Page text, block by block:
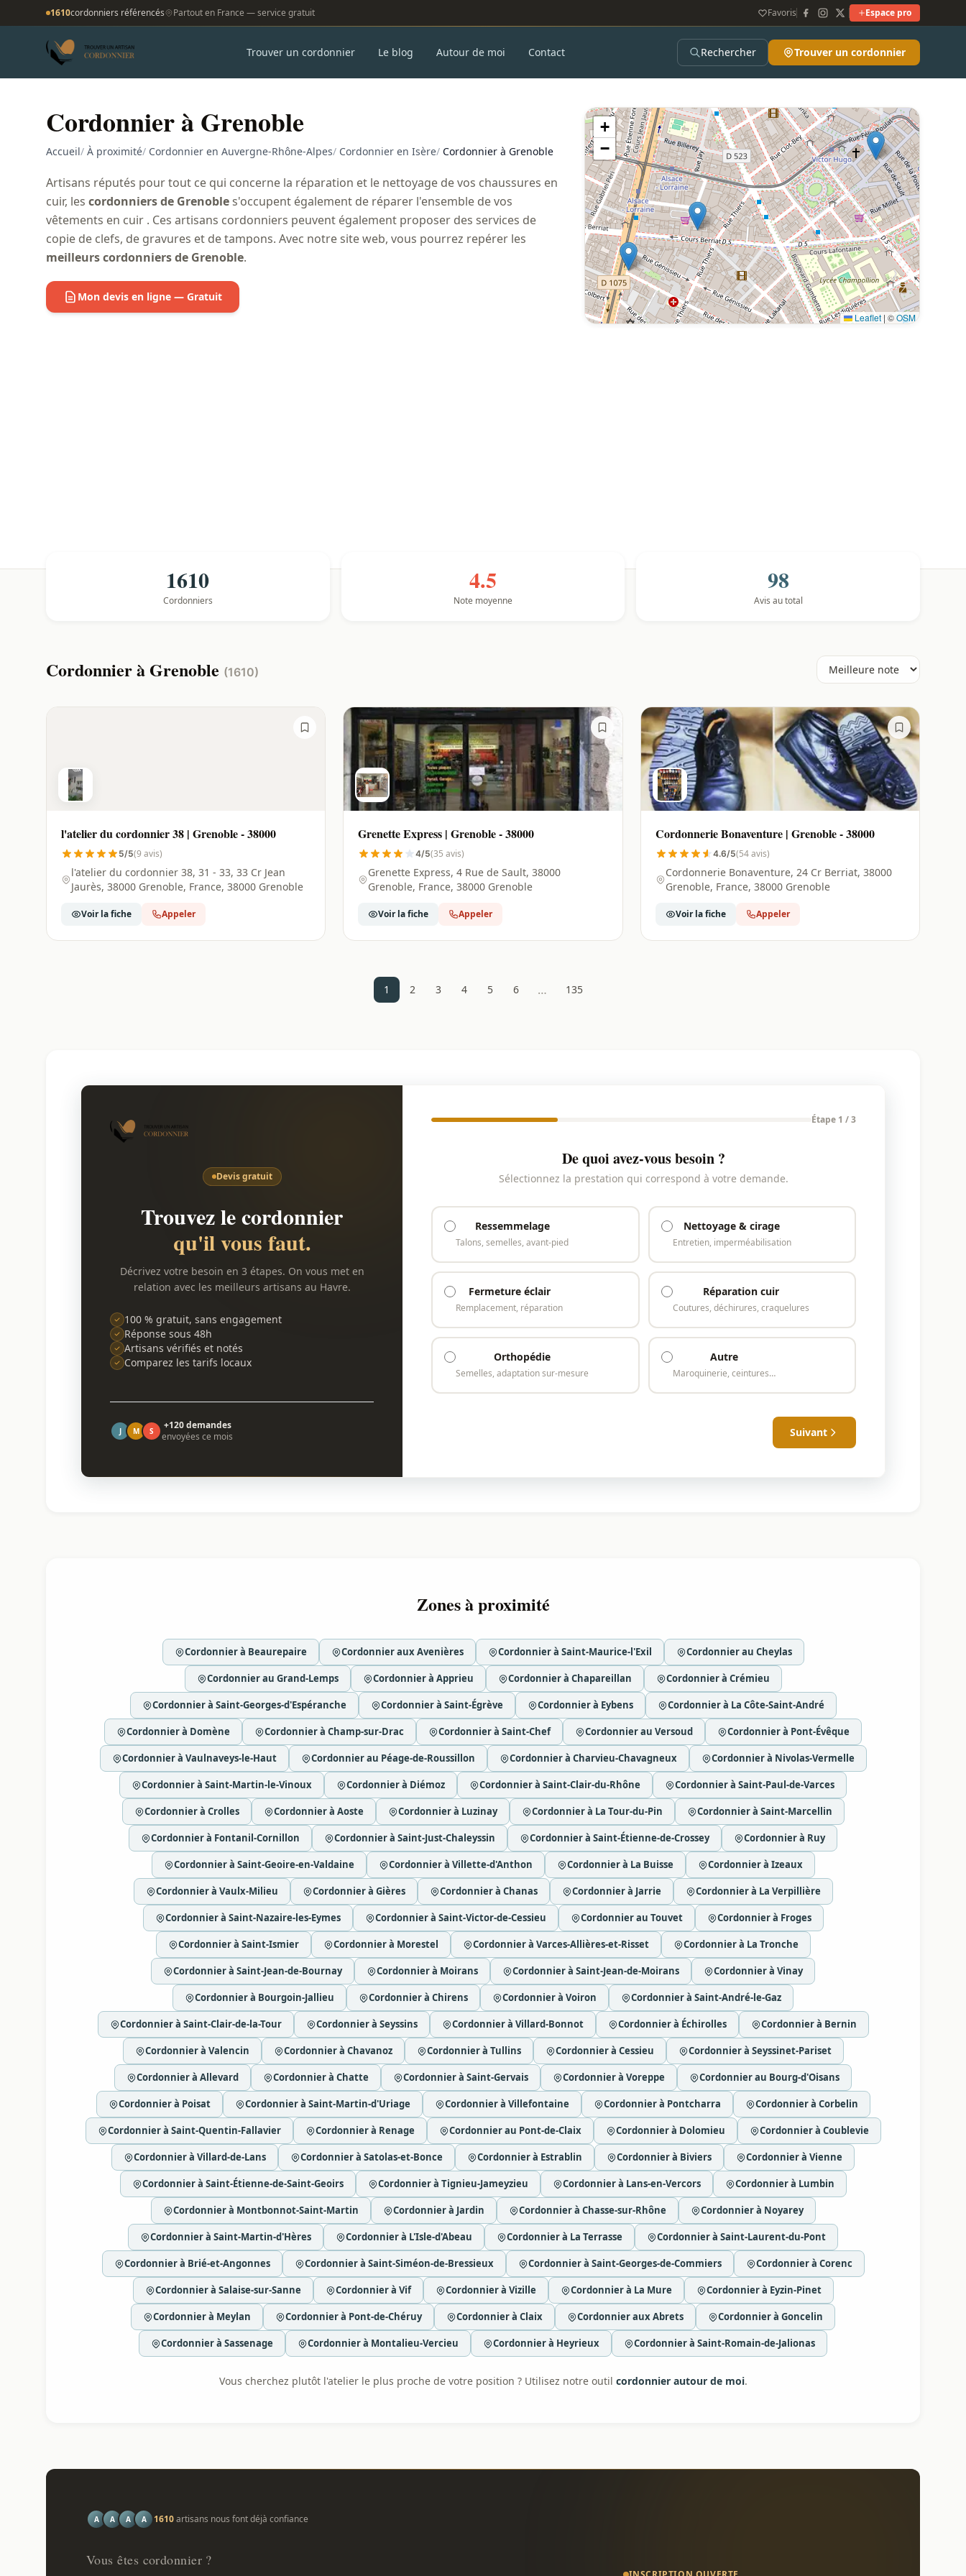
1610cordonniers référencés Partout en France — service gratuit Favoris Espace pro
Trouver un cordonnier Le blog Autour de moi Contact Rechercher Trouver un cordonnier
Cordonnier à Grenoble
Accueil/ À proximité/ Cordonnier en Auvergne-Rhône-Alpes/ Cordonnier en Isère/ Cordonnier à Grenoble
Artisans réputés pour tout ce qui concerne la réparation et le nettoyage de vos chaussures en
cuir, les cordonniers de Grenobles'occupent également de réparer l'ensemble de vos
vêtements en cuir . Ces artisans cordonniers peuvent également proposer des services de
copie de clefs, de gravures et de tampons. Avec notre site web, vous pourrez repérer les
meilleurs cordonniers de Grenoble.
Mon devis en ligne — Gratuit
+
−
Leaflet | ©OSM
1610
Cordonniers
4.5
Note moyenne
98
Avis au total
Cordonnier à Grenoble (1610)
l'atelier du cordonnier 38 | Grenoble - 38000
5/5(9 avis)
l'atelier du cordonnier 38, 31 - 33, 33 Cr Jean
Jaurès, 38000 Grenoble, France, 38000 Grenoble
Voir la fiche Appeler
Grenette Express | Grenoble - 38000
4/5(35 avis)
Grenette Express, 4 Rue de Sault, 38000
Grenoble, France, 38000 Grenoble
Voir la fiche Appeler
Cordonnerie Bonaventure | Grenoble - 38000
4.6/5(54 avis)
Cordonnerie Bonaventure, 24 Cr Berriat, 38000
Grenoble, France, 38000 Grenoble
Voir la fiche Appeler
1 2 3 4 5 6 … 135
Devis gratuit
Trouvez le cordonnier
qu'il vous faut.
Décrivez votre besoin en 3 étapes. On vous met en
relation avec les meilleurs artisans au Havre.
100 % gratuit, sans engagement
Réponse sous 48h
Artisans vérifiés et notés
Comparez les tarifs locaux
J M S
+120 demandes
envoyées ce mois
Étape 1 / 3
De quoi avez-vous besoin ?
Sélectionnez la prestation qui correspond à votre demande.
Ressemmelage
Talons, semelles, avant-pied
Nettoyage & cirage
Entretien, imperméabilisation
Fermeture éclair
Remplacement, réparation
Réparation cuir
Coutures, déchirures, craquelures
Orthopédie
Semelles, adaptation sur-mesure
Autre
Maroquinerie, ceintures…
Suivant
Zones à proximité
Cordonnier à Beaurepaire Cordonnier aux Avenières Cordonnier à Saint-Maurice-l'Exil Cordonnier au Cheylas
Cordonnier au Grand-Lemps Cordonnier à Apprieu Cordonnier à Chapareillan Cordonnier à Crémieu
Cordonnier à Saint-Georges-d'Espéranche Cordonnier à Saint-Égrève Cordonnier à Eybens Cordonnier à La Côte-Saint-André
Cordonnier à Domène Cordonnier à Champ-sur-Drac Cordonnier à Saint-Chef Cordonnier au Versoud Cordonnier à Pont-Évêque
Cordonnier à Vaulnaveys-le-Haut Cordonnier au Péage-de-Roussillon Cordonnier à Charvieu-Chavagneux Cordonnier à Nivolas-Vermelle
Cordonnier à Saint-Martin-le-Vinoux Cordonnier à Diémoz Cordonnier à Saint-Clair-du-Rhône Cordonnier à Saint-Paul-de-Varces
Cordonnier à Crolles Cordonnier à Aoste Cordonnier à Luzinay Cordonnier à La Tour-du-Pin Cordonnier à Saint-Marcellin
Cordonnier à Fontanil-Cornillon Cordonnier à Saint-Just-Chaleyssin Cordonnier à Saint-Étienne-de-Crossey Cordonnier à Ruy
Cordonnier à Saint-Geoire-en-Valdaine Cordonnier à Villette-d'Anthon Cordonnier à La Buisse Cordonnier à Izeaux
Cordonnier à Vaulx-Milieu Cordonnier à Gières Cordonnier à Chanas Cordonnier à Jarrie Cordonnier à La Verpillière
Cordonnier à Saint-Nazaire-les-Eymes Cordonnier à Saint-Victor-de-Cessieu Cordonnier au Touvet Cordonnier à Froges
Cordonnier à Saint-Ismier Cordonnier à Morestel Cordonnier à Varces-Allières-et-Risset Cordonnier à La Tronche
Cordonnier à Saint-Jean-de-Bournay Cordonnier à Moirans Cordonnier à Saint-Jean-de-Moirans Cordonnier à Vinay
Cordonnier à Bourgoin-Jallieu Cordonnier à Chirens Cordonnier à Voiron Cordonnier à Saint-André-le-Gaz
Cordonnier à Saint-Clair-de-la-Tour Cordonnier à Seyssins Cordonnier à Villard-Bonnot Cordonnier à Échirolles Cordonnier à Bernin
Cordonnier à Valencin Cordonnier à Chavanoz Cordonnier à Tullins Cordonnier à Cessieu Cordonnier à Seyssinet-Pariset
Cordonnier à Allevard Cordonnier à Chatte Cordonnier à Saint-Gervais Cordonnier à Voreppe Cordonnier au Bourg-d'Oisans
Cordonnier à Poisat Cordonnier à Saint-Martin-d'Uriage Cordonnier à Villefontaine Cordonnier à Pontcharra Cordonnier à Corbelin
Cordonnier à Saint-Quentin-Fallavier Cordonnier à Renage Cordonnier au Pont-de-Claix Cordonnier à Dolomieu Cordonnier à Coublevie
Cordonnier à Villard-de-Lans Cordonnier à Satolas-et-Bonce Cordonnier à Estrablin Cordonnier à Biviers Cordonnier à Vienne
Cordonnier à Saint-Étienne-de-Saint-Geoirs Cordonnier à Tignieu-Jameyzieu Cordonnier à Lans-en-Vercors Cordonnier à Lumbin
Cordonnier à Montbonnot-Saint-Martin Cordonnier à Jardin Cordonnier à Chasse-sur-Rhône Cordonnier à Noyarey
Cordonnier à Saint-Martin-d'Hères Cordonnier à L'Isle-d'Abeau Cordonnier à La Terrasse Cordonnier à Saint-Laurent-du-Pont
Cordonnier à Brié-et-Angonnes Cordonnier à Saint-Siméon-de-Bressieux Cordonnier à Saint-Georges-de-Commiers Cordonnier à Corenc
Cordonnier à Salaise-sur-Sanne Cordonnier à Vif Cordonnier à Vizille Cordonnier à La Mure Cordonnier à Eyzin-Pinet
Cordonnier à Meylan Cordonnier à Pont-de-Chéruy Cordonnier à Claix Cordonnier aux Abrets Cordonnier à Goncelin
Cordonnier à Sassenage Cordonnier à Montalieu-Vercieu Cordonnier à Heyrieux Cordonnier à Saint-Romain-de-Jalionas
Vous cherchez plutôt l'atelier le plus proche de votre position ? Utilisez notre outil cordonnier autour de moi.
A A A A 1610artisans nous font déjà confiance
Vous êtes cordonnier ?